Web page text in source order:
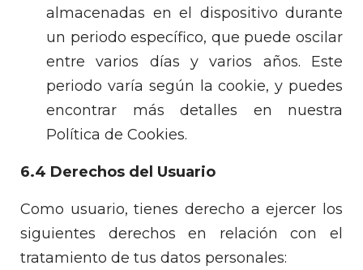
almacenadas en el dispositivo durante
un periodo específico, que puede oscilar
entre varios días y varios años. Este
periodo varía según la cookie, y puedes
encontrar más detalles en nuestra
Política de Cookies.
6.4 Derechos del Usuario
Como usuario, tienes derecho a ejercer los
siguientes derechos en relación con el
tratamiento de tus datos personales: